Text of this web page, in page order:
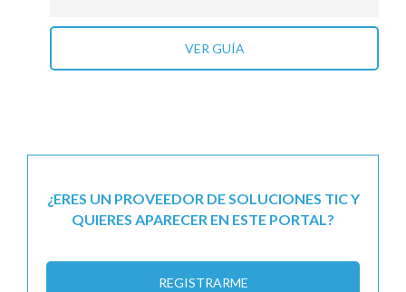
VER GUÍA
¿ERES UN PROVEEDOR DE SOLUCIONES TIC Y
QUIERES APARECER EN ESTE PORTAL?
REGISTRARME